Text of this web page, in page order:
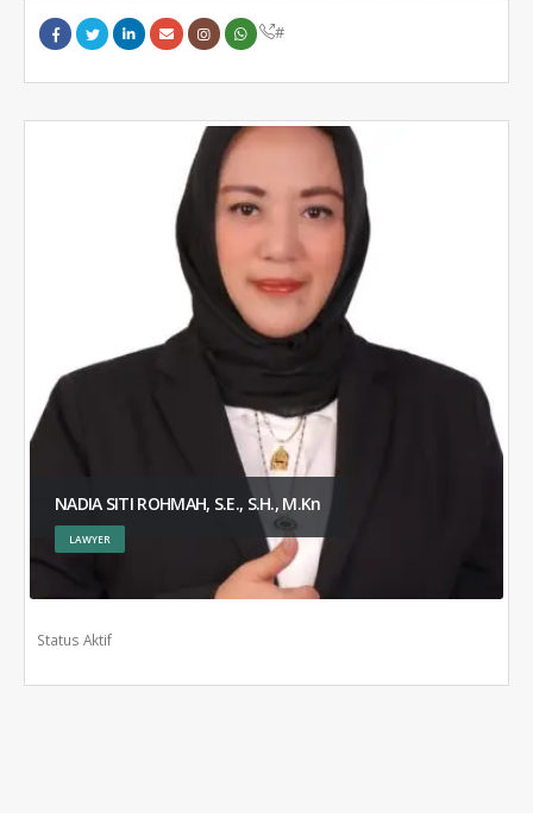
#
NADIA SITI ROHMAH, S.E., S.H., M.Kn
LAWYER
Status Aktif